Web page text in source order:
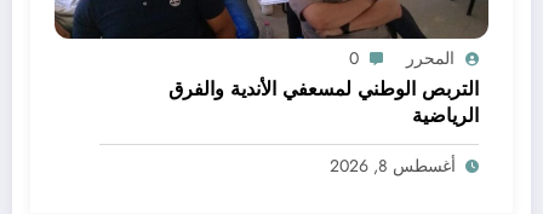
المحرر 0
التربص الوطني لمسعفي الأندية والفرق
الرياضية
أغسطس 8, 2026